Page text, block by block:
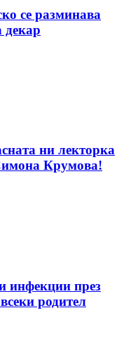
се разминава
декар
ни лекторка
Крумова!
инфекции през
родител